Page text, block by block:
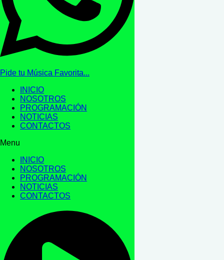
Pide tu Música Favorita...
INICIO
NOSOTROS
PROGRAMACIÓN
NOTICIAS
CONTACTOS
Menu
INICIO
NOSOTROS
PROGRAMACIÓN
NOTICIAS
CONTACTOS